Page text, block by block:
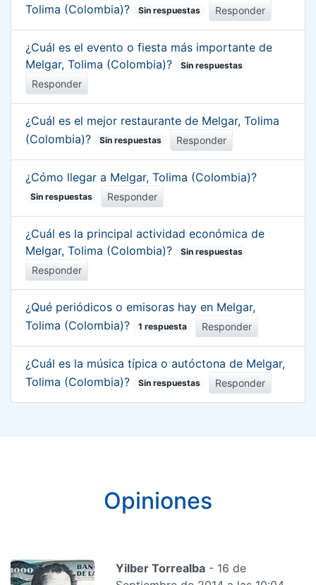
Tolima (Colombia)?
Sin respuestas Responder
¿Cuál es el evento o fiesta más importante de
Melgar, Tolima (Colombia)?
Sin respuestas
Responder
¿Cuál es el mejor restaurante de Melgar, Tolima
(Colombia)?
Sin respuestas Responder
¿Cómo llegar a Melgar, Tolima (Colombia)?
Sin respuestas Responder
¿Cuál es la principal actividad económica de
Melgar, Tolima (Colombia)?
Sin respuestas
Responder
¿Qué periódicos o emisoras hay en Melgar,
Tolima (Colombia)?
1 respuesta Responder
¿Cuál es la música típica o autóctona de Melgar,
Tolima (Colombia)?
Sin respuestas Responder
Opiniones
Yilber Torrealba - 16 de